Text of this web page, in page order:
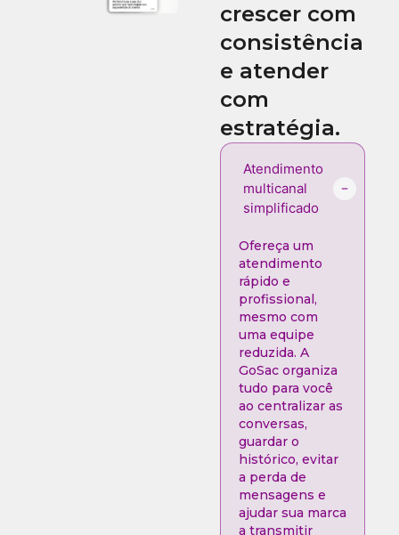
crescer com
consistência
e atender
com
estratégia.
Atendimento
multicanal
simplificado
Ofereça um
atendimento
rápido e
profissional,
mesmo com
uma equipe
reduzida. A
GoSac organiza
tudo para você
ao centralizar as
conversas,
guardar o
histórico, evitar
a perda de
mensagens e
ajudar sua marca
a transmitir